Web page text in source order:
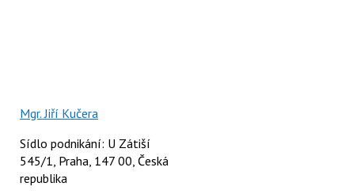
Mgr. Jiří Kučera
Sídlo podnikání: U Zátiší
545/1, Praha, 147 00, Česká
republika